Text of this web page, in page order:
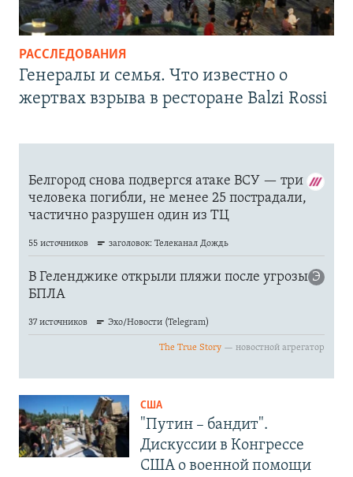
РАССЛЕДОВАНИЯ
Генералы и семья. Что известно о
жертвах взрыва в ресторане Balzi Rossi
США
"Путин – бандит".
Дискуссии в Конгрессе
США о военной помощи